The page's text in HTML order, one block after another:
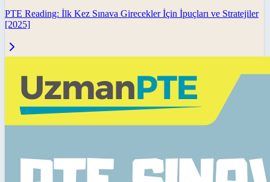
PTE Reading: İlk Kez Sınava Girecekler İçin İpuçları ve Stratejiler
[2025]